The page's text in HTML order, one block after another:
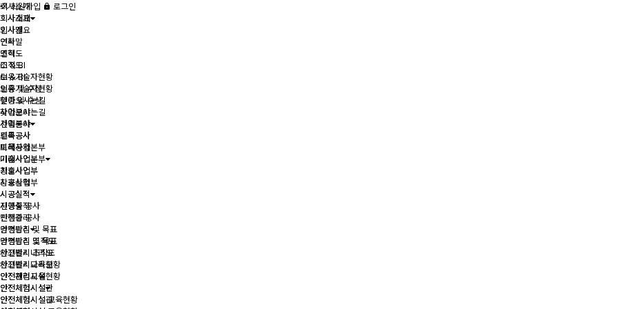
회원가입
로그인
회사소개
회사개요
인사말
연혁
조직도
CI & BI
보유기술자현황
인증 및 수상
찾아오시는길
사업분야
건축공사
토목공사
미래사업본부
기술사업부
창호사업부
시공실적
시공실적
진행중 공사
안전관리
경영방침 및 목표
안전관리 조직도
사고별시나리오
안전관리교육현황
안전체험시설
안전체험시설관
회사소개
회사개요
인사말
연혁
조직도
CI & BI
보유기술자현황
인증 및 수상
찾아오시는길
사업분야
건축공사
토목공사
미래사업본부
기술사업부
창호사업부
시공실적
시공실적
진행중 공사
안전관리
경영방침 및 목표
안전관리 조직도
사고별시나리오
안전관리교육현황
안전체험시설
안전체험시설관
안전체험시설 교육현황